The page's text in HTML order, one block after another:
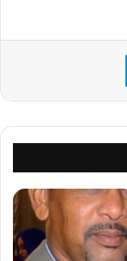
تيلقرام